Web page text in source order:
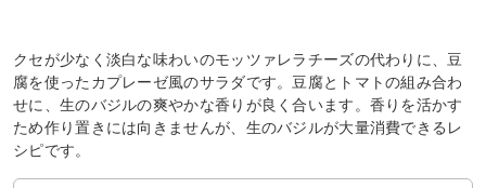
クセが少なく淡白な味わいのモッツァレラチーズの代わりに、豆
腐を使ったカプレーゼ風のサラダです。豆腐とトマトの組み合わ
せに、生のバジルの爽やかな香りが良く合います。香りを活かす
ため作り置きには向きませんが、生のバジルが大量消費できるレ
シピです。